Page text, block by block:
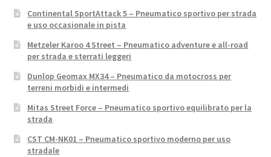
Continental SportAttack 5 – Pneumatico sportivo per strada
e uso occasionale in pista
Metzeler Karoo 4 Street – Pneumatico adventure e all-road
per strada e sterrati leggeri
Dunlop Geomax MX34 – Pneumatico da motocross per
terreni morbidi e intermedi
Mitas Street Force – Pneumatico sportivo equilibrato per la
strada
CST CM-NK01 – Pneumatico sportivo moderno per uso
stradale